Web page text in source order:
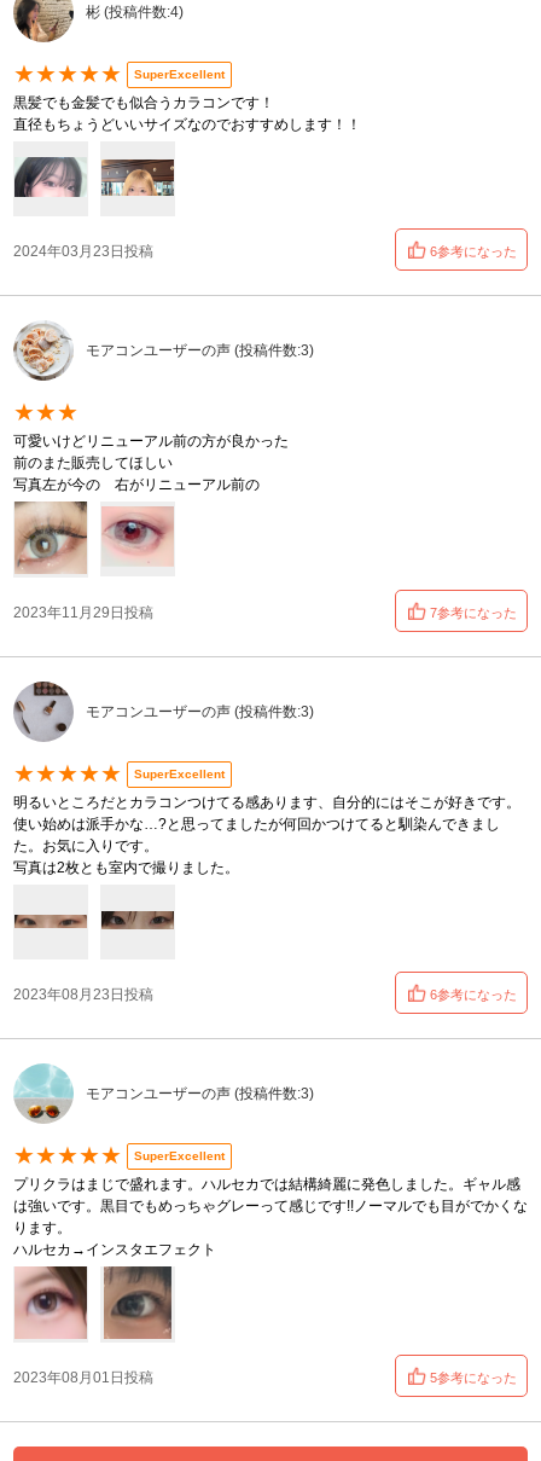
彬 (投稿件数:4)
★★★★★ SuperExcellent
黒髪でも金髪でも似合うカラコンです！
直径もちょうどいいサイズなのでおすすめします！！
2024年03月23日投稿 6参考になった
モアコンユーザーの声 (投稿件数:3)
★★★
可愛いけどリニューアル前の方が良かった
前のまた販売してほしい
写真左が今の 右がリニューアル前の
2023年11月29日投稿 7参考になった
モアコンユーザーの声 (投稿件数:3)
★★★★★ SuperExcellent
明るいところだとカラコンつけてる感あります、自分的にはそこが好きです。
使い始めは派手かな…?と思ってましたが何回かつけてると馴染んできまし
た。お気に入りです。
写真は2枚とも室内で撮りました。
2023年08月23日投稿 6参考になった
モアコンユーザーの声 (投稿件数:3)
★★★★★ SuperExcellent
プリクラはまじで盛れます。ハルセカでは結構綺麗に発色しました。ギャル感
は強いです。黒目でもめっちゃグレーって感じです!!ノーマルでも目がでかくな
ります。
ハルセカ→インスタエフェクト
2023年08月01日投稿 5参考になった